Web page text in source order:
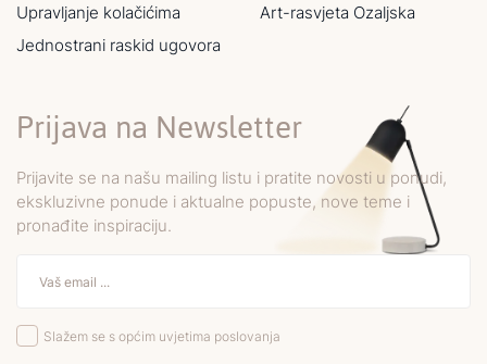
Upravljanje kolačićima
Jednostrani raskid ugovora
Art-rasvjeta Ozaljska
Prijava na Newsletter
Prijavite se na našu mailing listu i pratite novosti u ponudi,
ekskluzivne ponude i aktualne popuste, nove teme i
pronađite inspiraciju.
Slažem se s općim uvjetima poslovanja